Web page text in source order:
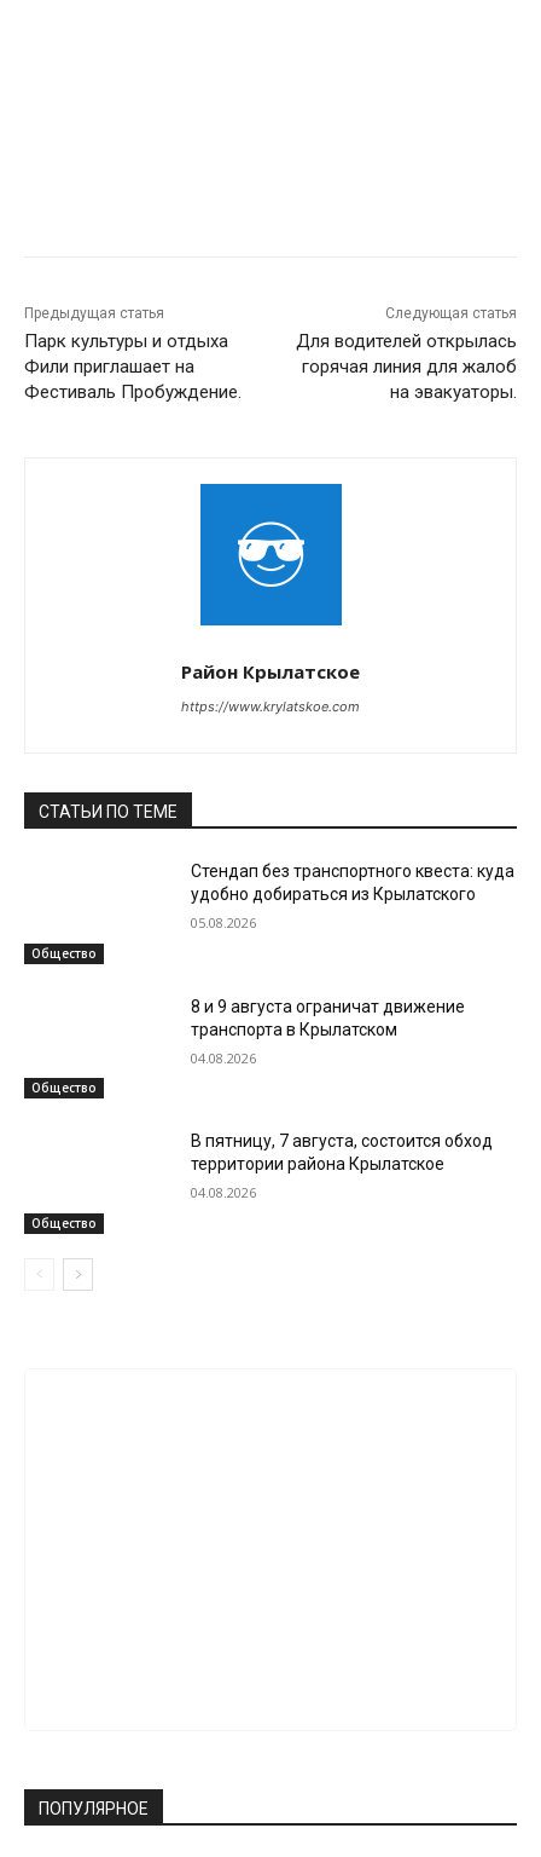
Предыдущая статья
Парк культуры и отдыха
Фили приглашает на
Фестиваль Пробуждение.
Следующая статья
Для водителей открылась
горячая линия для жалоб
на эвакуаторы.
Район Крылатское
https://www.krylatskoe.com
СТАТЬИ ПО ТЕМЕ
Общество
Стендап без транспортного квеста: куда
удобно добираться из Крылатского
05.08.2026
Общество
8 и 9 августа ограничат движение
транспорта в Крылатском
04.08.2026
Общество
В пятницу, 7 августа, состоится обход
территории района Крылатское
04.08.2026
ПОПУЛЯРНОЕ